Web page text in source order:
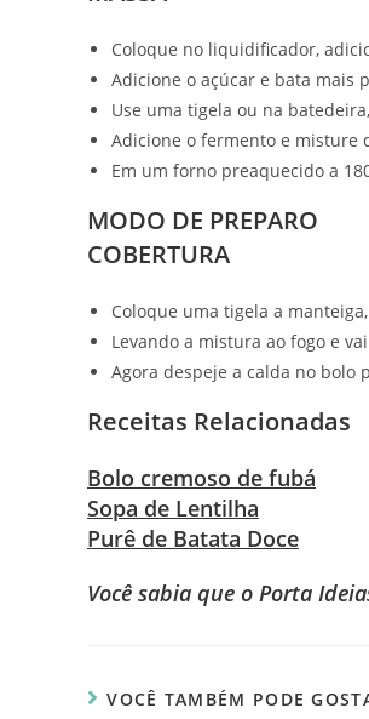
Coloque no liquidificador,
Adicione o açúcar e bata mais
Use uma tigela ou na
Adicione o fermento e misture
Em um forno preaquecido a
MODO DE PREPARO
COBERTURA
Coloque uma tigela a
Levando a mistura ao fogo e
Agora despeje a calda no bolo
Receitas Relacionadas
Bolo cremoso de fubá
Sopa de Lentilha
Purê de Batata Doce
Você sabia que o Porta
VOCÊ TAMBÉM PODE